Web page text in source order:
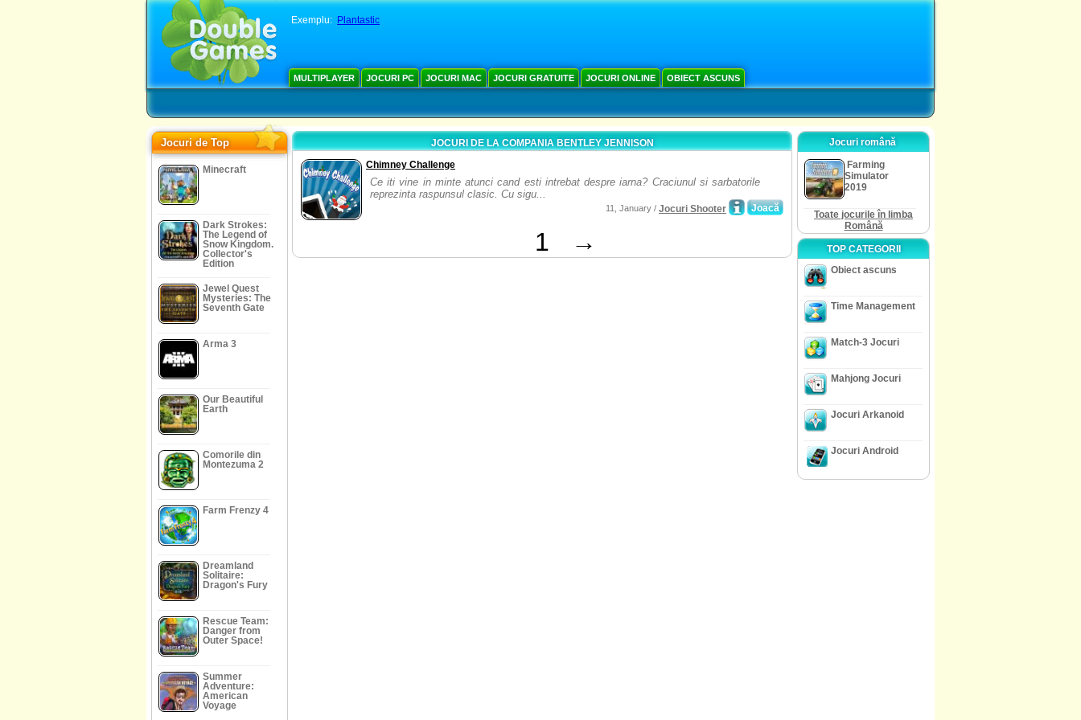
Exemplu: Plantastic
MULTIPLAYER JOCURI PC JOCURI MAC JOCURI GRATUITE JOCURI ONLINE OBIECT ASCUNS
Jocuri de Top
Minecraft
Dark Strokes:
The Legend of
Snow Kingdom.
Collector's
Edition
Jewel Quest
Mysteries: The
Seventh Gate
Arma 3
Our Beautiful
Earth
Comorile din
Montezuma 2
Farm Frenzy 4
Dreamland
Solitaire:
Dragon's Fury
Rescue Team:
Danger from
Outer Space!
Summer
Adventure:
American
Voyage
JOCURI DE LA COMPANIA BENTLEY JENNISON
Chimney Challenge
Ce iti vine in minte atunci cand esti intrebat despre iarna? Craciunul si sarbatorile
reprezinta raspunsul clasic. Cu sigu...
Joacă
11, January / Jocuri Shooter
1 →
Jocuri română
Farming
Simulator
2019
Toate jocurile în limba
Română
TOP CATEGORII
Obiect ascuns
Time Management
Match-3 Jocuri
Mahjong Jocuri
Jocuri Arkanoid
Jocuri Android